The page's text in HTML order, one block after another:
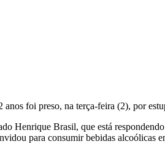
anos foi preso, na terça-feira (2), por
Henrique Brasil, que está
para consumir bebidas